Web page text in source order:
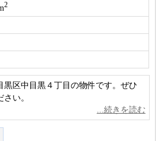
2
黒区中目黒４丁目の物件です。ぜひ
い。